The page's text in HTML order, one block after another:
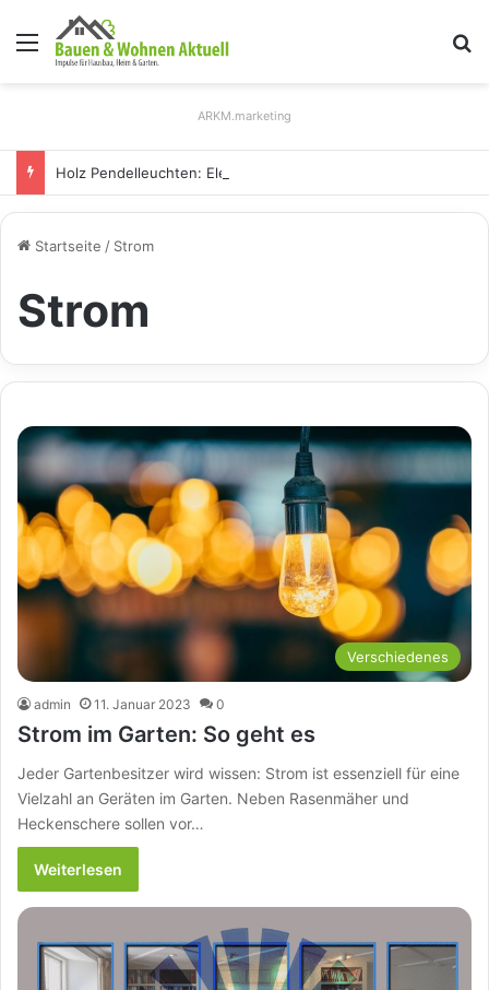
Menü
ARKM.marketing
Startseite / Strom
Strom
Verschiedenes
admin 11. Januar 2023 0
Strom im Garten: So geht es
Jeder Gartenbesitzer wird wissen: Strom ist essenziell für eine
Vielzahl an Geräten im Garten. Neben Rasenmäher und
Heckenschere sollen vor…
Weiterlesen